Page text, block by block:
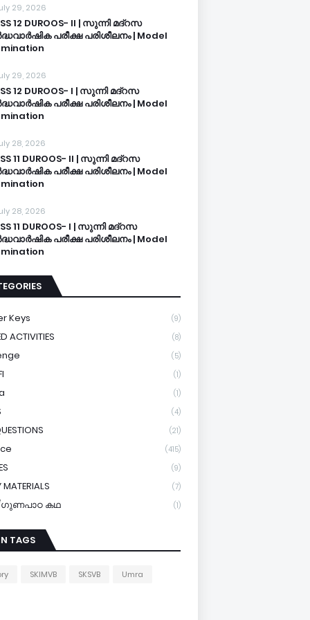
29, 2026
12 DUROOS- II | സുന്നി മദ്റസ
പരീക്ഷ പരിശീലനം | Model
29, 2026
12 DUROOS- I | സുന്നി മദ്റസ
പരീക്ഷ പരിശീലനം | Model
28, 2026
11 DUROOS- II | സുന്നി മദ്റസ
പരീക്ഷ പരിശീലനം | Model
28, 2026
11 DUROOS- I | സുന്നി മദ്റസ
പരീക്ഷ പരിശീലനം | Model
Keys (9)
ACTIVITIES (8)
(5)
(1)
(1)
(4)
(21)
(415)
(9)
MATERIALS (7)
ഗുണപാഠ കഥ (1)
TAGS
SKIMVB SKSVB Umra